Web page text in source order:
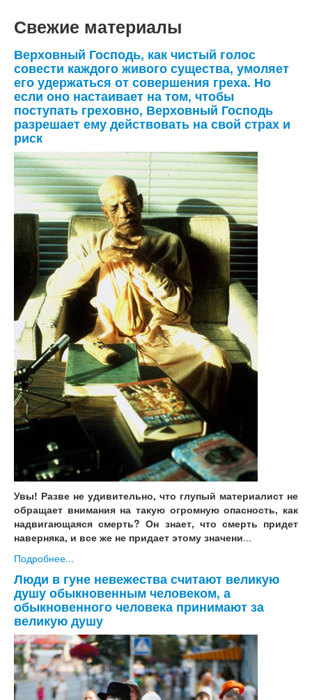
Свежие материалы
Верховный Господь, как чистый голос
совести каждого живого существа, умоляет
его удержаться от совершения греха. Но
если оно настаивает на том, чтобы
поступать греховно, Верховный Господь
разрешает ему действовать на свой страх и
риск
Увы! Разве не удивительно, что глупый материалист не
обращает внимания на такую огромную опасность, как
надвигающаяся смерть? Он знает, что смерть придет
наверняка, и все же не придает этому значени...
Подробнее...
Люди в гуне невежества считают великую
душу обыкновенным человеком, а
обыкновенного человека принимают за
великую душу